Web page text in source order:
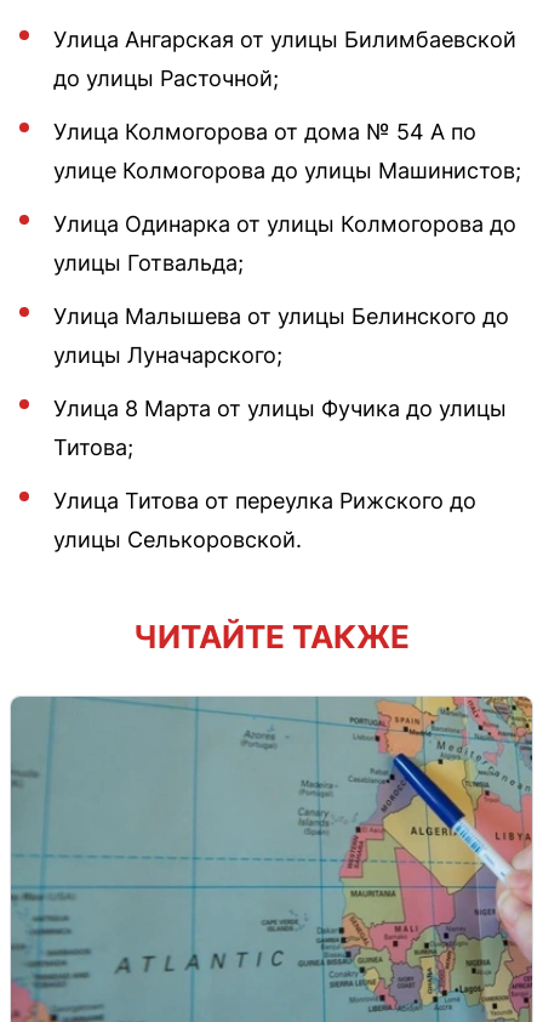
Улица Ангарская от улицы Билимбаевской
до улицы Расточной;
Улица Колмогорова от дома № 54 А по
улице Колмогорова до улицы Машинистов;
Улица Одинарка от улицы Колмогорова до
улицы Готвальда;
Улица Малышева от улицы Белинского до
улицы Луначарского;
Улица 8 Марта от улицы Фучика до улицы
Титова;
Улица Титова от переулка Рижского до
улицы Селькоровской.
ЧИТАЙТЕ ТАКЖЕ